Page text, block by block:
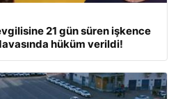
21 gün süren işkence
hüküm verildi!